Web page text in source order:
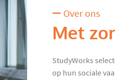
Over ons
Met
StudyWorks
op hun sociale